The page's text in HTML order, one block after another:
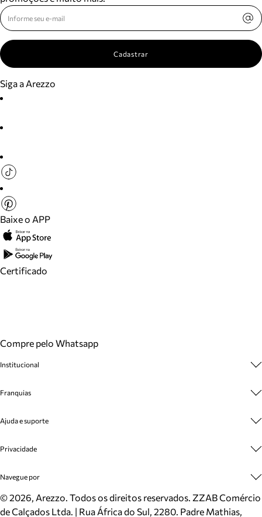
Cadastrar
Siga a Arezzo
Baixe o APP
Certificado
Compre pelo Whatsapp
Institucional
Cashback
Venda Corporativa
Mapa do Site
Inverno
Mundo Arezzo
Franquias
Plano de Negócio
Ajuda e suporte
Cadastro
Meus Pedidos
Trocas e Devoluções
Cartão Presente
Privacidade
Politica e Privacidade
Navegue por
Sapatos
Bolsas
©2026, Arezzo. Todos os direitos reservados. ZZAB Comércio
de Calçados Ltda. | Rua África do Sul, 2280. Padre Mathias,